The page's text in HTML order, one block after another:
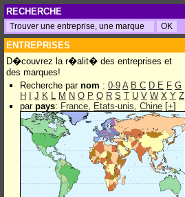
RECHERCHE
ENTREPRISES
D�couvrez la r�alit� des entreprises et
des marques!
Recherche par nom : 0-9 A B C D E F G
H
J K L M N O P Q R S T U V W X Y Z
par pays: France, Etats-unis, Chine [+]